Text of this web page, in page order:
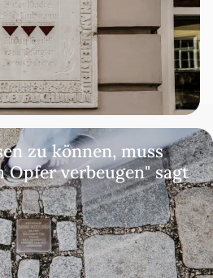
zu können, muss
Opfer verbeugen" sagt